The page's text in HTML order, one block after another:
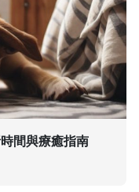
間與療癒指南